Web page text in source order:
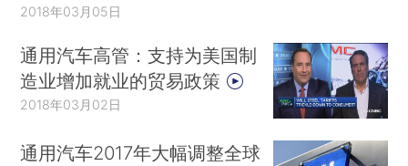
2018年03月05日
通用汽车高管：支持为美国制
造业增加就业的贸易政策
2018年03月02日
通用汽车2017年大幅调整全球